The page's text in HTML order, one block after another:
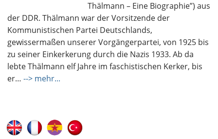
Thälmann – Eine Biographie”) aus
der DDR. Thälmann war der Vorsitzende der
Kommunistischen Partei Deutschlands,
gewissermaßen unserer Vorgängerpartei, von 1925 bis
zu seiner Einkerkerung durch die Nazis 1933. Ab da
lebte Thälmann elf Jahre im faschistischen Kerker, bis
er… --> mehr...